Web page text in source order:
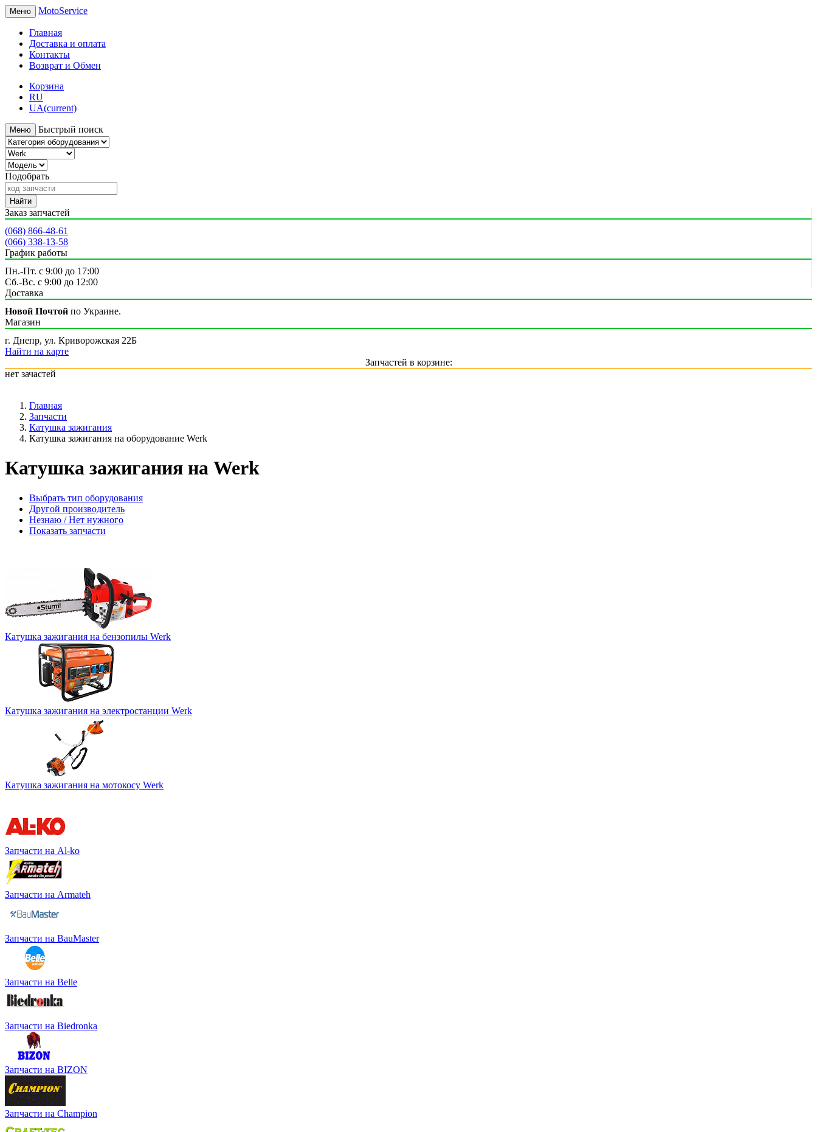
Меню MotoService
Главная
Доставка и оплата
Контакты
Возврат и Обмен
Корзина
RU
UA(current)
Меню Быстрый поиск
Подобрать
Найти
Заказ запчастей
(068) 866-48-61
(066) 338-13-58
График работы
Пн.-Пт. с 9:00 до 17:00
Сб.-Вс. с 9:00 до 12:00
Доставка
Новой Почтой по Украине.
Магазин
г. Днепр, ул. Криворожская 22Б
Найти на карте
Запчастей в корзине:
нет зачастей
Главная
Запчасти
Катушка зажигания
Катушка зажигания на оборудование Werk
Катушка зажигания на Werk
Выбрать тип оборудования
Другой производитель
Незнаю / Нет нужного
Показать запчасти
Катушка зажигания на бензопилы Werk
Катушка зажигания на электростанции Werk
Катушка зажигания на мотокосу Werk
Запчасти на Al-ko
Запчасти на Armateh
Запчасти на BauMaster
Запчасти на Belle
Запчасти на Biedronka
Запчасти на BIZON
Запчасти на Champion